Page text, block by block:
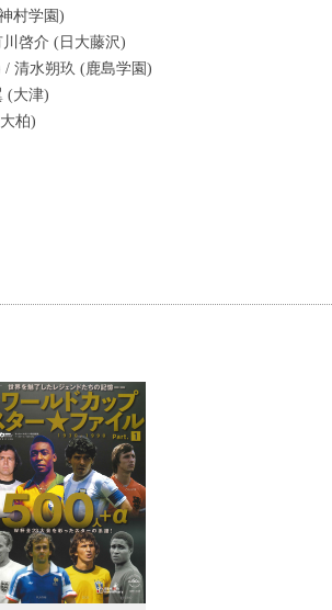
村学園)
啓介 (日大藤沢)
清水朔玖 (鹿島学園)
(大津)
柏)